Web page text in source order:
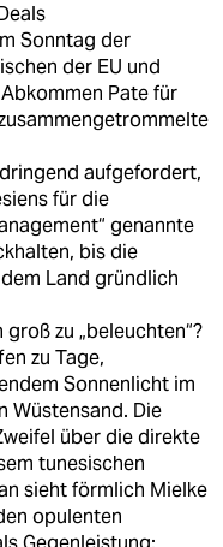
Sonntag der
der EU und
Pate für
aufgefordert,
für die
genannte
bis die
Land gründlich
zu „beleuchten“?
zu Tage,
Sonnenlicht im
Wüstensand. Die
über die direkte
tunesischen
sieht förmlich Mielke
opulenten